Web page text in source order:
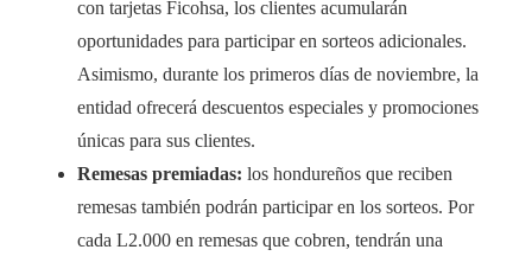
con tarjetas Ficohsa, los clientes acumularán
oportunidades para participar en sorteos adicionales.
Asimismo, durante los primeros días de noviembre, la
entidad ofrecerá descuentos especiales y promociones
únicas para sus clientes.
Remesas premiadas: los hondureños que reciben
remesas también podrán participar en los sorteos. Por
cada L2.000 en remesas que cobren, tendrán una